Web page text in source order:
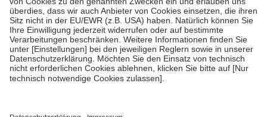
• Kindern und Jugendlichen bis zum vollendeten 18. Lebensjahr
mit Ausnahme der Fahrkosten
• Untersuchungen zur Vorsorge und Früherkennung, die von der
GKV getragen werden
• empfohlenen Schutzimpfungen
• Harn- und Blutteststreifen